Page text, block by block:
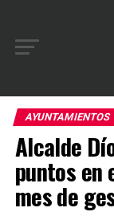
AYUNTAMIENTOS
Alcalde
puntos en
mes de